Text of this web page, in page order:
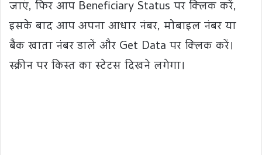
जाएं, फिर आप Beneficiary Status पर क्लिक करें,
इसके बाद आप अपना आधार नंबर, मोबाइल नंबर या
बैंक खाता नंबर डालें और Get Data पर क्लिक करें।
स्क्रीन पर किस्त का स्टेटस दिखने लगेगा।